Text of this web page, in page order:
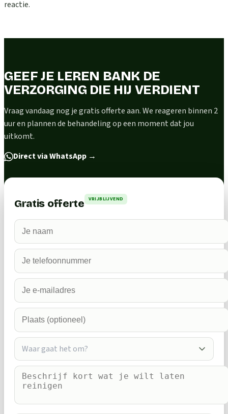
reactie.
GEEF JE LEREN BANK DE
VERZORGING DIE HIJ VERDIENT
Vraag vandaag nog je gratis offerte aan. We reageren binnen 2
uur en plannen de behandeling op een moment dat jou
uitkomt.
Direct via WhatsApp →
Gratis offerte VRIJBLIJVEND
Waar gaat het om?